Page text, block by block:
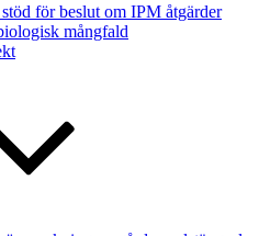
för beslut om IPM åtgärder
mångfald